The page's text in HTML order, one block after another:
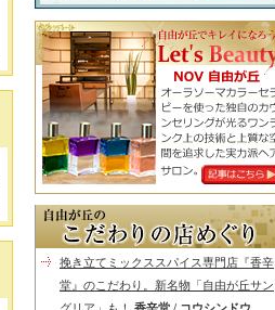
挽き立てミックススパイス専門店『香辛
堂』のこだわり。新名物「自由が丘サン